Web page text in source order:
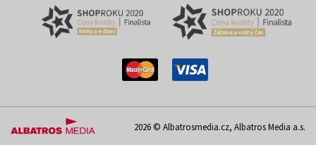
2026 © Albatrosmedia.cz, Albatros Media a.s.